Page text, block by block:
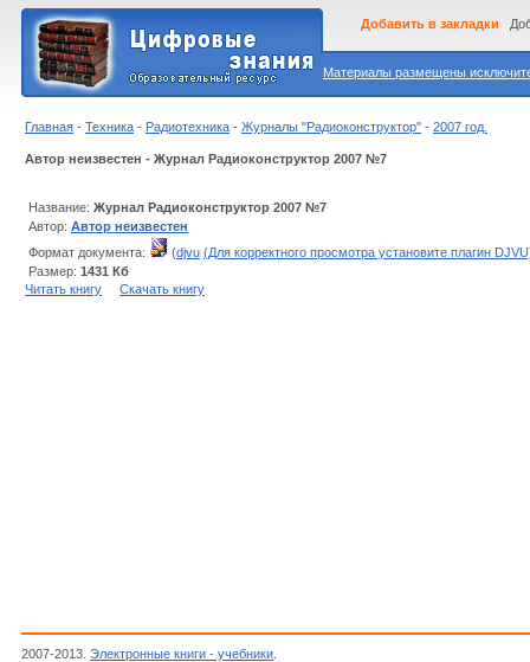
Материалы размещены
Добавить в закладки
Главная - Техника - Радиотехника - Журналы "Радиоконструктор" - 2007 год.
Автор неизвестен - Журнал Радиоконструктор 2007 №7
Название: Журнал Радиоконструктор 2007 №7
Автор: Автор неизвестен
Формат документа:
(djvu (Для корректного просмотра установите плагин
Размер: 1431 Кб
Читать книгу
Скачать книгу
2007-2013. Электронные книги - учебники